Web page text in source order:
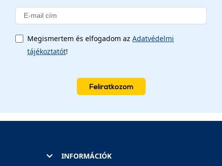
Megismertem és elfogadom az Adatvédelmi
tájékoztatót!
Feliratkozom
INFORMÁCIÓK